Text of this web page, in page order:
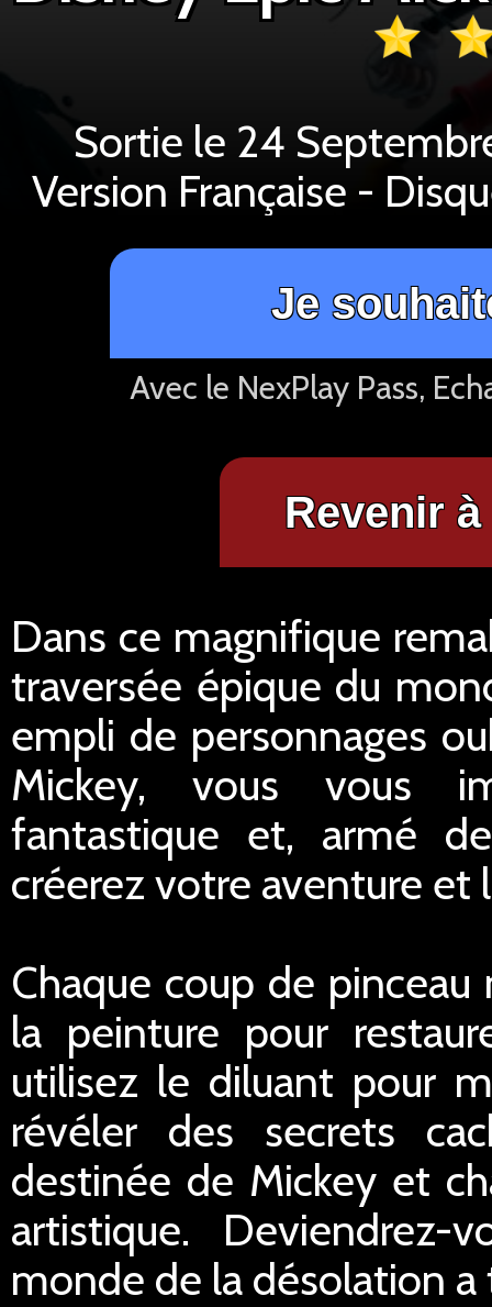
Sortie le 24
Version Française -
Je
Avec le NexPlay Pass,
Revenir
Dans ce magnifique
traversée épique du
empli de personnages
Mickey, vous vous
fantastique et, armé
créerez votre aventure
Chaque coup de
la peinture pour
utilisez le diluant pour
révéler des secrets
destinée de Mickey et
artistique.
monde de la désolation a